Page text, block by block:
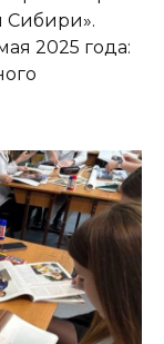
Сибири».
2025 года: